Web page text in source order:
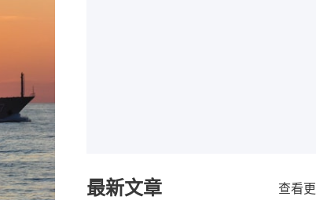
最新文章 查看